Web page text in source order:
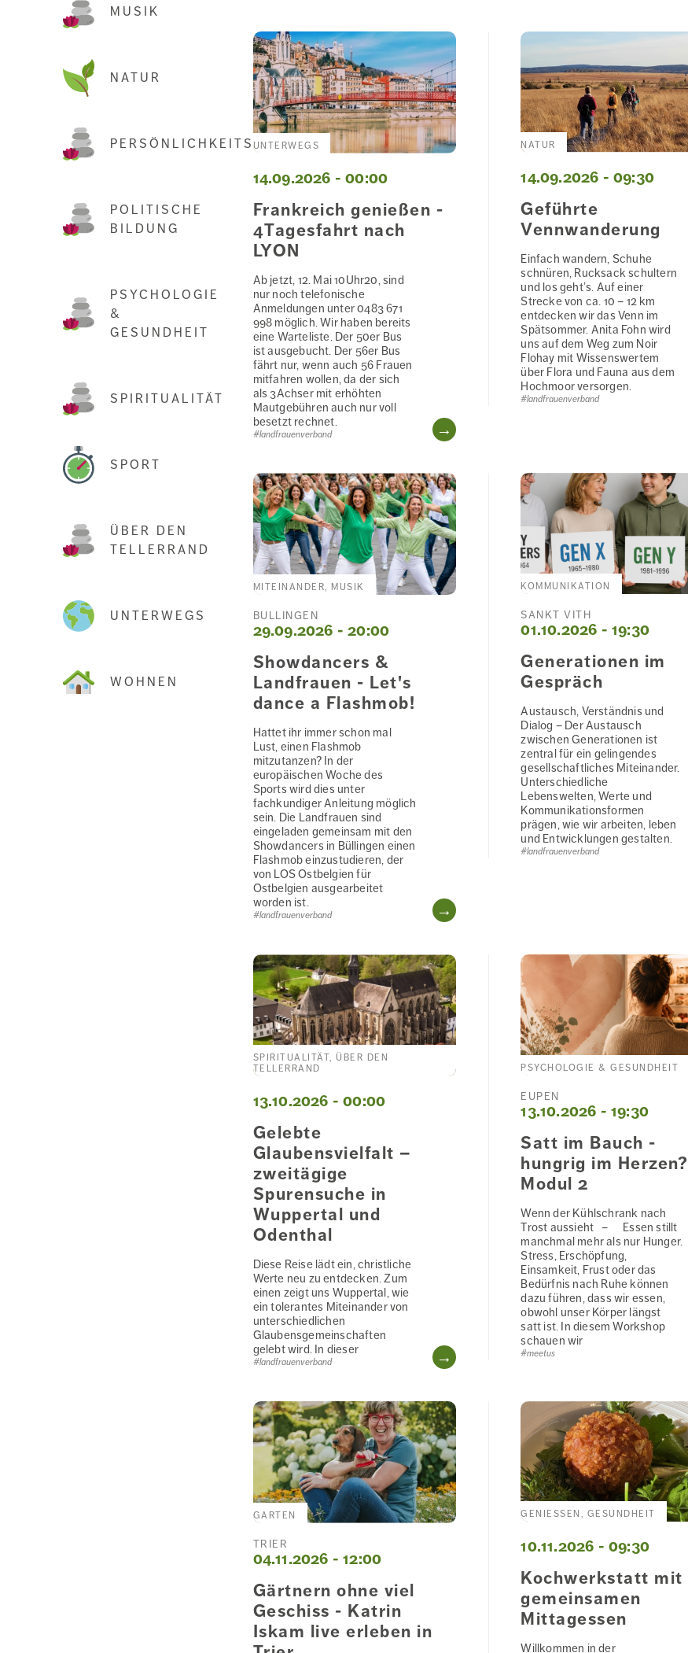
MUSIK
NATUR
PERSÖNLICHKEITSENTWICKLUNG
POLITISCHE
BILDUNG
PSYCHOLOGIE
&
GESUNDHEIT
SPIRITUALITÄT
SPORT
ÜBER DEN
TELLERRAND
UNTERWEGS
WOHNEN
UNTERWEGS
14.09.2026 - 00:00
Frankreich genießen -
4Tagesfahrt nach
LYON
Ab jetzt, 12. Mai 10Uhr20, sind
nur noch telefonische
Anmeldungen unter 0483 671
998 möglich. Wir haben bereits
eine Warteliste. Der 50er Bus
ist ausgebucht. Der 56er Bus
fährt nur, wenn auch 56 Frauen
mitfahren wollen, da der sich
als 3Achser mit erhöhten
Mautgebühren auch nur voll
besetzt rechnet.
#landfrauenverband
WEITERLESEN
NATUR
14.09.2026 - 09:30
Geführte
Vennwanderung
Einfach wandern, Schuhe
schnüren, Rucksack schultern
und los geht’s. Auf einer
Strecke von ca. 10 – 12 km
entdecken wir das Venn im
Spätsommer. Anita Fohn wird
uns auf dem Weg zum Noir
Flohay mit Wissenswertem
über Flora und Fauna aus dem
Hochmoor versorgen.
#landfrauenverband
MITEINANDER, MUSIK
BÜLLINGEN
29.09.2026 - 20:00
Showdancers &
Landfrauen - Let's
dance a Flashmob!
Hattet ihr immer schon mal
Lust, einen Flashmob
mitzutanzen? In der
europäischen Woche des
Sports wird dies unter
fachkundiger Anleitung möglich
sein. Die Landfrauen sind
eingeladen gemeinsam mit den
Showdancers in Büllingen einen
Flashmob einzustudieren, der
von LOS Ostbelgien für
Ostbelgien ausgearbeitet
worden ist.
#landfrauenverband
WEITERLESEN
KOMMUNIKATION
SANKT VITH
01.10.2026 - 19:30
Generationen im
Gespräch
Austausch, Verständnis und
Dialog – Der Austausch
zwischen Generationen ist
zentral für ein gelingendes
gesellschaftliches Miteinander.
Unterschiedliche
Lebenswelten, Werte und
Kommunikationsformen
prägen, wie wir arbeiten, leben
und Entwicklungen gestalten.
#landfrauenverband
SPIRITUALITÄT, ÜBER DEN
TELLERRAND
13.10.2026 - 00:00
Gelebte
Glaubensvielfalt –
zweitägige
Spurensuche in
Wuppertal und
Odenthal
Diese Reise lädt ein, christliche
Werte neu zu entdecken. Zum
einen zeigt uns Wuppertal, wie
ein tolerantes Miteinander von
unterschiedlichen
Glaubensgemeinschaften
gelebt wird. In dieser
#landfrauenverband
WEITERLESEN
PSYCHOLOGIE & GESUNDHEIT
EUPEN
13.10.2026 - 19:30
Satt im Bauch -
hungrig im Herzen?
Modul 2
Wenn der Kühlschrank nach
Trost aussieht – Essen stillt
manchmal mehr als nur Hunger.
Stress, Erschöpfung,
Einsamkeit, Frust oder das
Bedürfnis nach Ruhe können
dazu führen, dass wir essen,
obwohl unser Körper längst
satt ist. In diesem Workshop
schauen wir
#meetus
GARTEN
TRIER
04.11.2026 - 12:00
Gärtnern ohne viel
Geschiss - Katrin
Iskam live erleben in
GENIESSEN, GESUNDHEIT
10.11.2026 - 09:30
Kochwerkstatt mit
gemeinsamen
Mittagessen
Willkommen in der